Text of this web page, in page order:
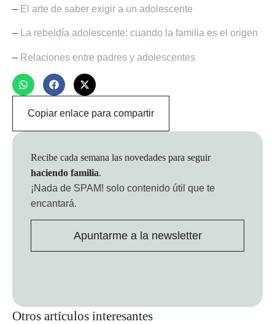
– El arte de saber exigir a un adolescente
– La rebeldía adolescente: cuando la familia es el origen
– Relaciones entre padres y adolescentes
Copiar enlace para compartir
Otros artículos interesantes
Recibe cada semana las novedades para seguir
haciendo familia.
¡Nada de SPAM! solo contenido útil que te
encantará.
Apuntarme a la newsletter